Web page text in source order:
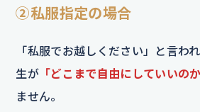
②私服指定の場合
「私服でお越しください」と言わ
生が 「どこまで自由にしていいの
ません。